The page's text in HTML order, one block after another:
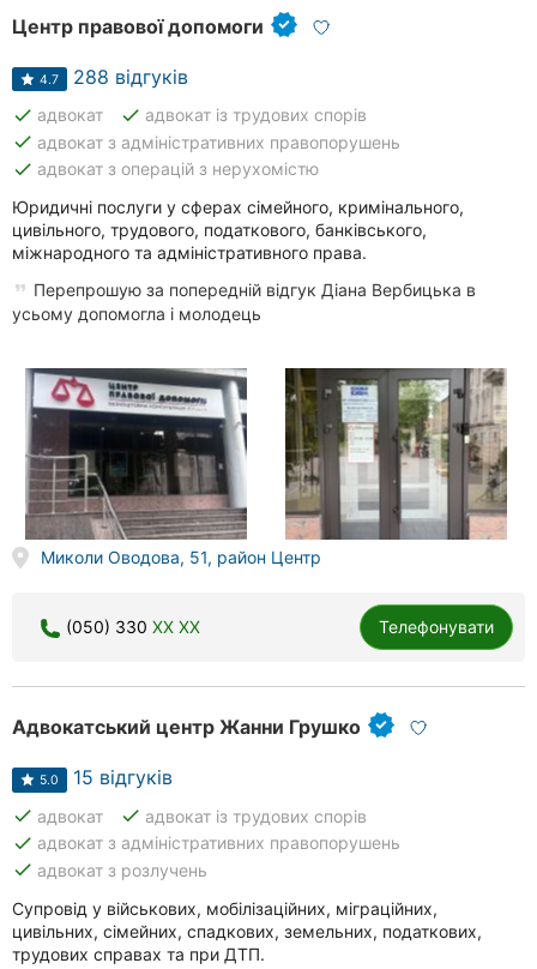
Київ
Харків
Запоріжжя
Дніпро
Львів
Кривий
Ріг
Херсон
Полтава
Чернігів
Черкаси
Чернівці
Івано-
Франківськ
Луцьк
Ужгород
Карпати
Центр правової допомоги
4.7 288 відгуків
done адвокат done адвокат із трудових спорів
done адвокат з адміністративних правопорушень
done адвокат з операцій з нерухомістю
Юридичні послуги у сферах сімейного, кримінального,
цивільного, трудового, податкового, банківського,
міжнародного та адміністративного права.
Перепрошую за попередній відгук Діана Вербицька в
усьому допомогла і молодець
Миколи Оводова, 51, район Центр
(050) 330 XX XX Телефонувати
Адвокатський центр Жанни Грушко
5.0 15 відгуків
done адвокат done адвокат із трудових спорів
done адвокат з адміністративних правопорушень
done адвокат з розлучень
Супровід у військових, мобілізаційних, міграційних,
цивільних, сімейних, спадкових, земельних, податкових,
трудових справах та при ДТП.